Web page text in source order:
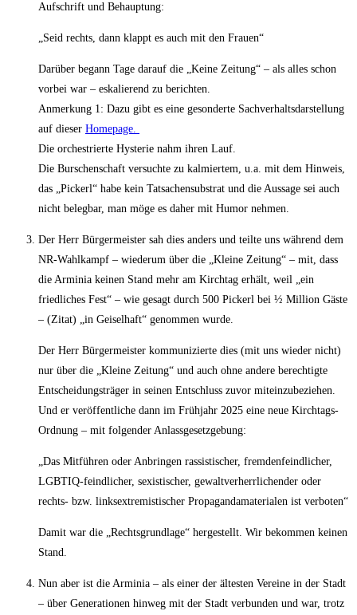
Aufschrift und Behauptung:
„Seid rechts, dann klappt es auch mit den Frauen“
Darüber begann Tage darauf die „Keine Zeitung“ – als alles schon
vorbei war – eskalierend zu berichten.
Anmerkung 1: Dazu gibt es eine gesonderte Sachverhaltsdarstellung
auf dieser Homepage.
Die orchestrierte Hysterie nahm ihren Lauf.
Die Burschenschaft versuchte zu kalmiertem, u.a. mit dem Hinweis,
das „Pickerl“ habe kein Tatsachensubstrat und die Aussage sei auch
nicht belegbar, man möge es daher mit Humor nehmen.
Der Herr Bürgermeister sah dies anders und teilte uns während dem
NR-Wahlkampf – wiederum über die „Kleine Zeitung“ – mit, dass
die Arminia keinen Stand mehr am Kirchtag erhält, weil „ein
friedliches Fest“ – wie gesagt durch 500 Pickerl bei ½ Million Gäste
– (Zitat) „in Geiselhaft“ genommen wurde.
Der Herr Bürgermeister kommunizierte dies (mit uns wieder nicht)
nur über die „Kleine Zeitung“ und auch ohne andere berechtigte
Entscheidungsträger in seinen Entschluss zuvor miteinzubeziehen.
Und er veröffentliche dann im Frühjahr 2025 eine neue Kirchtags-
Ordnung – mit folgender Anlassgesetzgebung:
„Das Mitführen oder Anbringen rassistischer, fremdenfeindlicher,
LGBTIQ-feindlicher, sexistischer, gewaltverherrlichender oder
rechts- bzw. linksextremistischer Propagandamaterialen ist verboten“
Damit war die „Rechtsgrundlage“ hergestellt. Wir bekommen keinen
Stand.
Nun aber ist die Arminia – als einer der ältesten Vereine in der Stadt
– über Generationen hinweg mit der Stadt verbunden und war, trotz